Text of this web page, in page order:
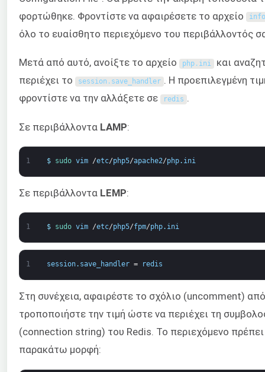
φορτώθηκε. Φροντίστε να αφαιρέσετε το αρχείο
info
όλο το ευαίσθητο περιεχόμενο του περιβάλλοντός
Μετά από αυτό, ανοίξτε το αρχείο php. ini και
περιέχει το
session . save_handler . Η προεπιλεγμένη
φροντίστε να την αλλάξετε σε
redis .
Σε περιβάλλοντα LAMP:
1 $ sudo vim /etc/php5/apache2/php. ini
Σε περιβάλλοντα LEMP:
1 $ sudo vim /etc/php5/fpm/php. ini
1 session. save_handler = redis
Στη συνέχεια, αφαιρέστε το σχόλιο (uncomment)
τροποποιήστε την τιμή ώστε να περιέχει τη
(connection string) του Redis. Το περιεχόμενο πρέπει
παρακάτω μορφή: